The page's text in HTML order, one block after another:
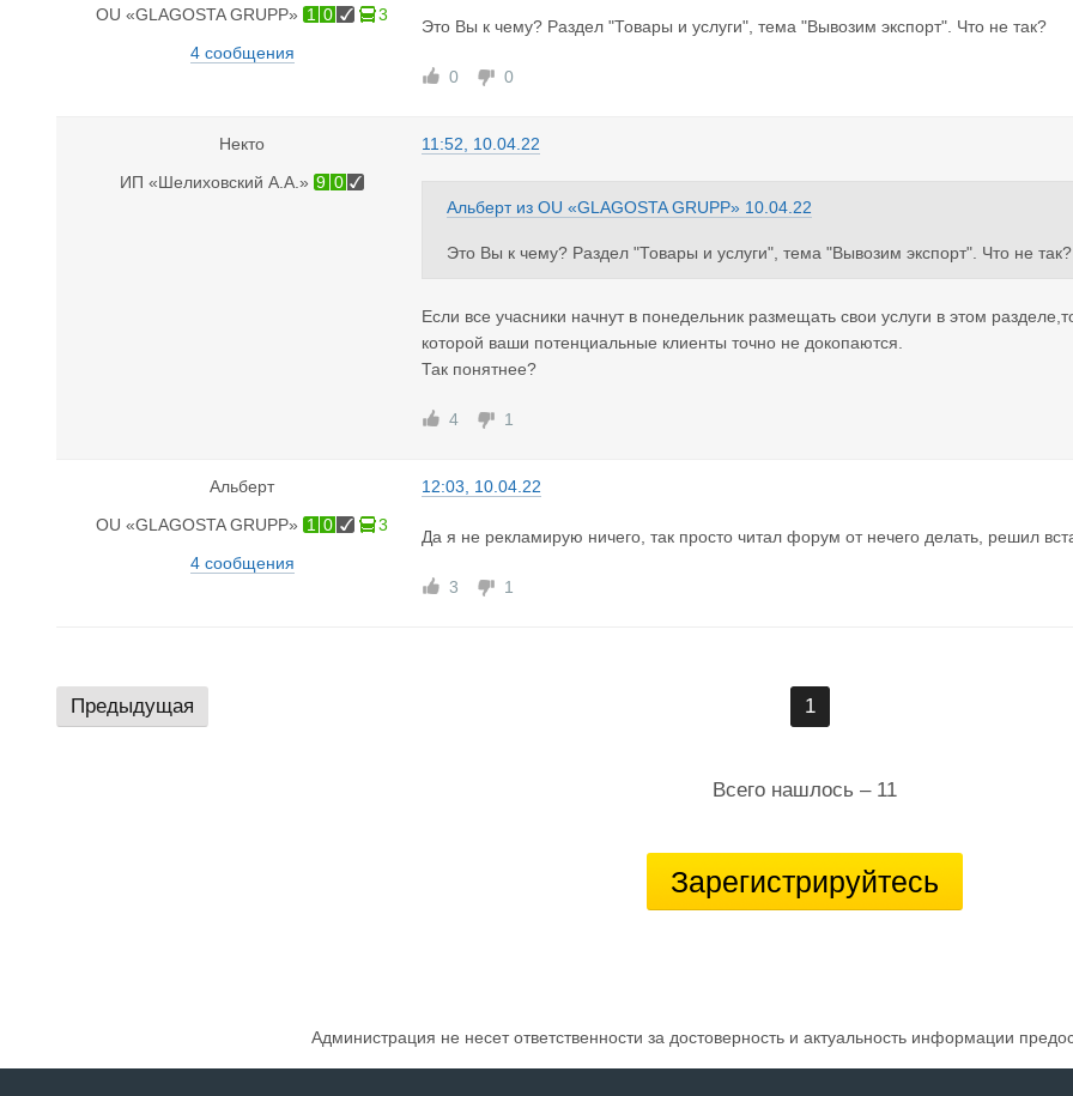
OU «GLAGOSTA GRUPP» 1 0
3
4 сообщения
Это Вы к чему? Раздел "Товары и услуги", тема "Вывозим экспорт". Что не так?
0 0
Некто
ИП «Шелиховский А.А.» 9 0
11:52, 10.04.22
Альберт из OU «GLAGOSTA GRUPP» 10.04.22
Это Вы к чему? Раздел "Товары и услуги", тема "Вывозим экспорт". Что не так?
Если все учасники начнут в понедельник размещать свои услуги в этом
которой ваши потенциальные клиенты точно не докопаются.
Так понятнее?
4 1
Альберт
OU «GLAGOSTA GRUPP» 1 0
3
4 сообщения
12:03, 10.04.22
Да я не рекламирую ничего, так просто читал форум от нечего делать, решил
3 1
Предыдущая 1
Всего нашлось – 11
Зарегистрируйтесь
Администрация не несет ответственности за достоверность и актуальность информации